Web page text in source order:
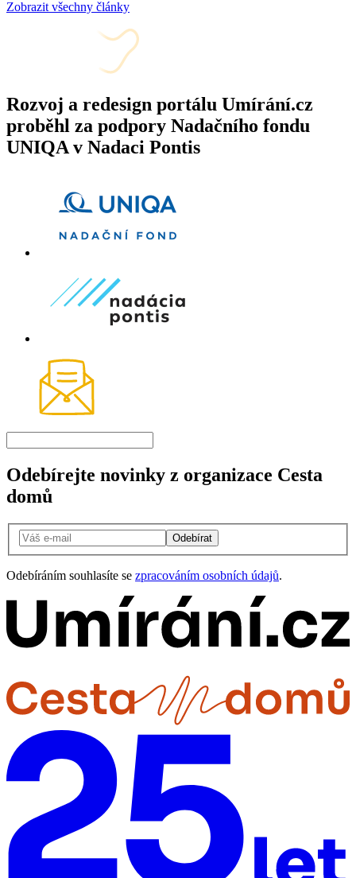
Zobrazit všechny články
Rozvoj a redesign portálu Umírání.cz
proběhl za podpory Nadačního fondu
UNIQA v Nadaci Pontis
Odebírejte novinky z organizace Cesta
domů
Odebírat
Odebíráním souhlasíte se zpracováním osobních údajů.